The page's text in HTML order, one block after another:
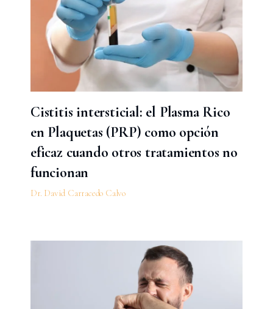
Cistitis intersticial: el Plasma Rico
en Plaquetas (PRP) como opción
eficaz cuando otros tratamientos no
funcionan
Dr. David Carracedo Calvo